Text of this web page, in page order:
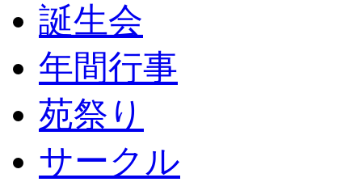
誕生会
年間行事
苑祭り
サークル